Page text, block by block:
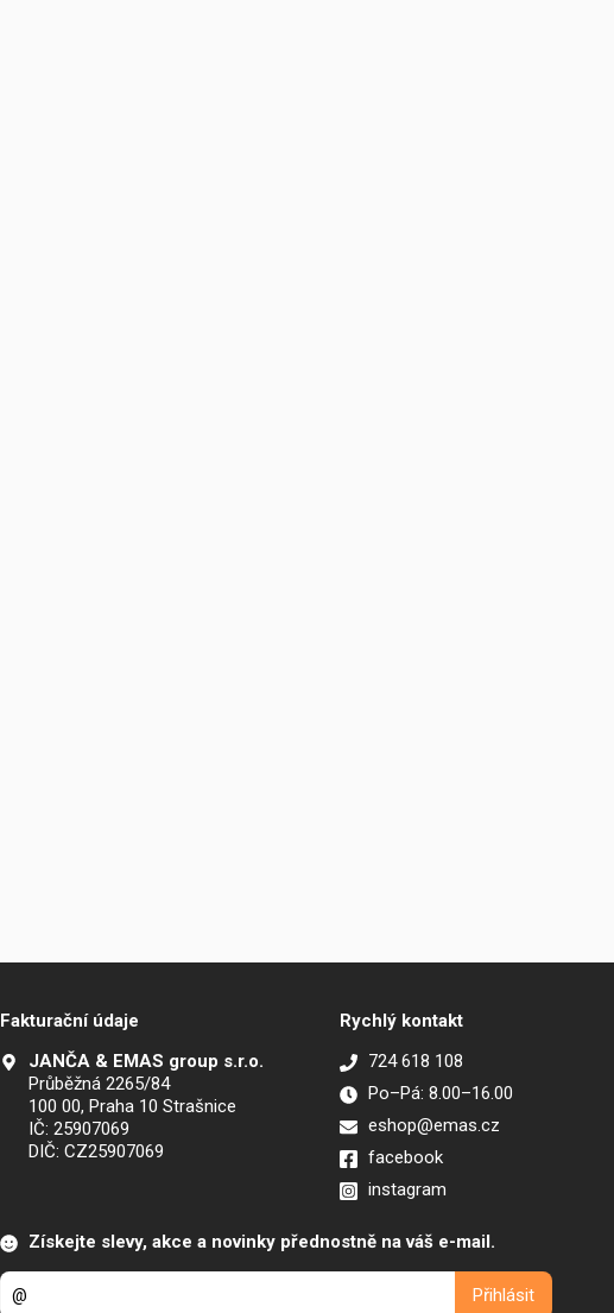
Fakturační údaje
JANČA & EMAS group s.r.o.
Průběžná 2265/84
100 00, Praha 10 Strašnice
IČ: 25907069
DIČ: CZ25907069
Rychlý kontakt
724 618 108
Po–Pá: 8.00–16.00
eshop@emas.cz
facebook
instagram
Získejte slevy, akce a novinky přednostně na váš e-mail.